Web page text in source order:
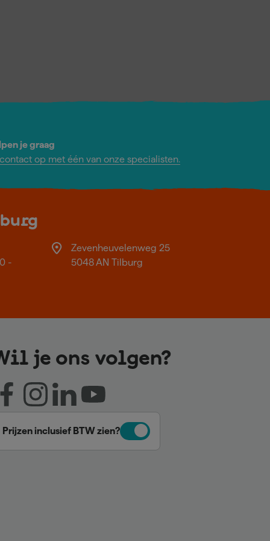
je graag
op met één van onze specialisten.
-
Zevenheuvelenweg 25
5048 AN Tilburg
je ons volgen?
Prijzen inclusief BTW zien?